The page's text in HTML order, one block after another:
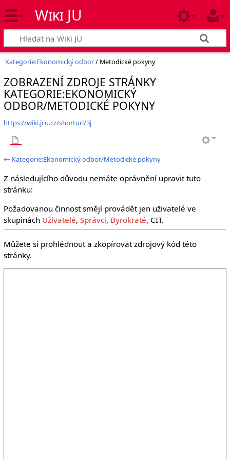
Wiki JU
Kategorie:Ekonomický odbor/ Metodické pokyny
ZOBRAZENÍ ZDROJE STRÁNKY
KATEGORIE:EKONOMICKÝ
ODBOR/METODICKÉ POKYNY
https://wiki.jcu.cz/shorturl/3j
← Kategorie:Ekonomický odbor/Metodické pokyny
Z následujícího důvodu nemáte oprávnění upravit tuto
stránku:
Požadovanou činnost smějí provádět jen uživatelé ve
skupinách Uživatelé, Správci, Byrokraté, CIT.
Můžete si prohlédnout a zkopírovat zdrojový kód této
stránky.